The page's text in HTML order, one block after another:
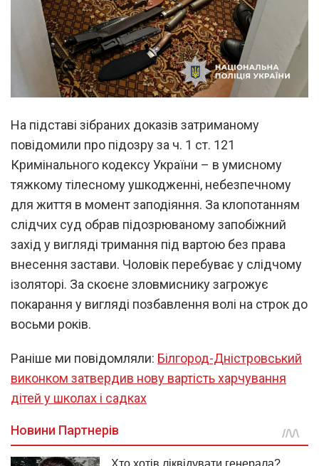
На підставі зібраних доказів затриманому
повідомили про підозру за ч. 1 ст. 121
Кримінального кодексу України – в умисному
тяжкому тілесному ушкодженні, небезпечному
для життя в момент заподіяння. За клопотанням
слідчих суд обрав підозрюваному запобіжний
захід у вигляді тримання під вартою без права
внесення застави. Чоловік перебуває у слідчому
ізоляторі. За скоєне зловмиснику загрожує
покарання у вигляді позбавлення волі на строк до
восьми років.
Раніше ми повідомляли: Білгород-Дністровський
виконком затвердив нову вартість харчування
дітей у школах і садках